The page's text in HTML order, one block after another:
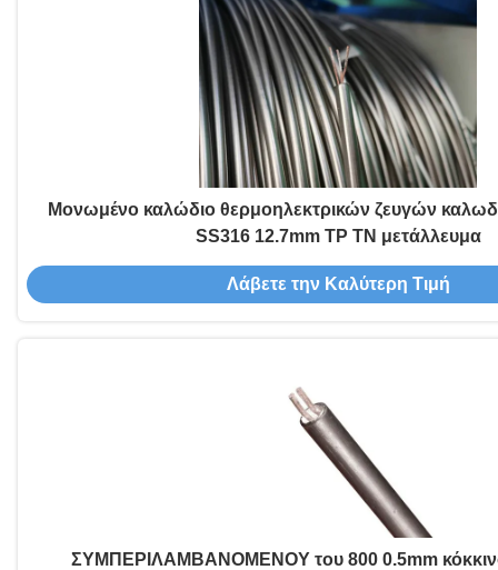
Μονωμένο καλώδιο θερμοηλεκτρικών ζευγών
SS316 12.7mm TP TN μετάλλευμα
Λάβετε την Καλύτερη Τιμή
ΣΥΜΠΕΡΙΛΑΜΒΑΝΟΜΕΝΟΥ του 800 0.5mm